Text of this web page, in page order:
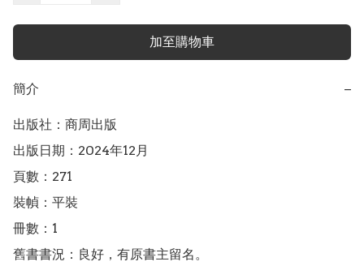
加至購物車
簡介 −
出版社：商周出版
出版日期：2024年12月
頁數：271
裝幀：平裝
冊數：1
舊書書況：良好，有原書主留名。